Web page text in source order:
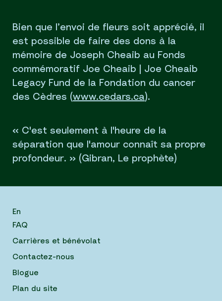
Bien que l’envoi de fleurs soit apprécié, il
est possible de faire des dons à la
mémoire de Joseph Cheaib au Fonds
commémoratif Joe Cheaib | Joe Cheaib
Legacy Fund de la Fondation du cancer
des Cèdres (www.cedars.ca).
« C'est seulement à l'heure de la
séparation que l'amour connaît sa propre
profondeur. » (Gibran, Le prophète)
En
FAQ
Carrières et bénévolat
Contactez-nous
Blogue
Plan du site